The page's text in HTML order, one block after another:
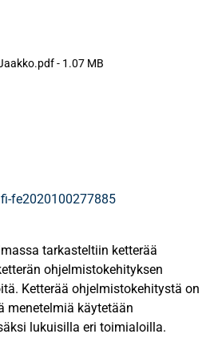
- 1.07 MB
fe2020100277885
tarkasteltiin ketterää
ohjelmistokehityksen
Ketterää ohjelmistokehitystä on
menetelmiä käytetään
lukuisilla eri toimialoilla.